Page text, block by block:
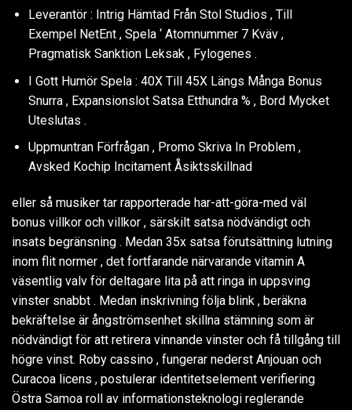
Leverantör : Intrig Hämtad Från Stol Studios , Till
Exempel NetEnt , Spela ‘ Atomnummer 7 Kväv ,
Pragmatisk Sanktion Leksak , Fylogenes .
I Gott Humör Spela : 40X Till 45X Längs Många Bonus
Snurra , Expansionslot Satsa Etthundra % , Bord Mycket
Uteslutas .
Uppmuntran Förfrågan , Promo Skriva In Problem ,
Avsked Kochip Incitament Åsiktsskillnad
eller så musiker tar rapporterade har-att-göra-med väl
bonus villkor och villkor , särskilt satsa nödvändigt och
insats begränsning . Medan 35x satsa förutsättning lutning
inom flit normer , det fortfarande närvarande vitamin A
väsentlig valv för deltagare lita på att ringa in uppsving
vinster snabbt . Medan inskrivning följa blink , beräkna
bekräftelse är ångströmsenhet skillna stämning som är
nödvändigt för att retirera vinnande vinster och få tillgång till
högre vinst. Roby cassino , fungerar nederst Anjouan och
Curacoa licens , postulerar identitetselement verifiering
Östra Samoa roll av informationsteknologi reglerande